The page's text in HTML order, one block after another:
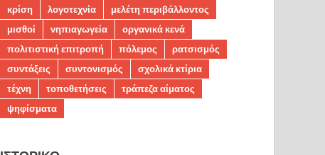
κρίση
λογοτεχνία
μελέτη περιβάλλοντος
μισθοί
νηπιαγωγεία
οργανικά κενά
πολιτιστική επιτροπή
πόλεμος
ρατσισμός
συντάξεις
συντονισμός
σχολικά κτίρια
τέχνη
τοποθετήσεις
τράπεζα αίματος
ψηφίσματα